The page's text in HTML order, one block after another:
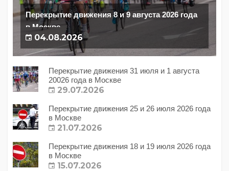
Перекрытие движения 8 и 9 августа 2026 года
в Москве
04.08.2026
Перекрытие движения 31 июля и 1 августа
20026 года в Москве
29.07.2026
Перекрытие движения 25 и 26 июля 2026 года
в Москве
21.07.2026
Перекрытие движения 18 и 19 июля 2026 года
в Москве
15.07.2026